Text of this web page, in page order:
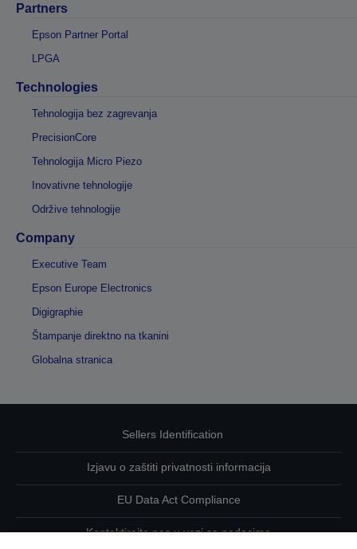
Partners
Epson Partner Portal
LPGA
Technologies
Tehnologija bez zagrevanja
PrecisionCore
Tehnologija Micro Piezo
Inovativne tehnologije
Održive tehnologije
Company
Executive Team
Epson Europe Electronics
Digigraphie
Štampanje direktno na tkanini
Globalna stranica
Sellers Identification
Izjavu o zaštiti privatnosti informacija
EU Data Act Compliance
Kontaktirajte nas u vezi sa podacima